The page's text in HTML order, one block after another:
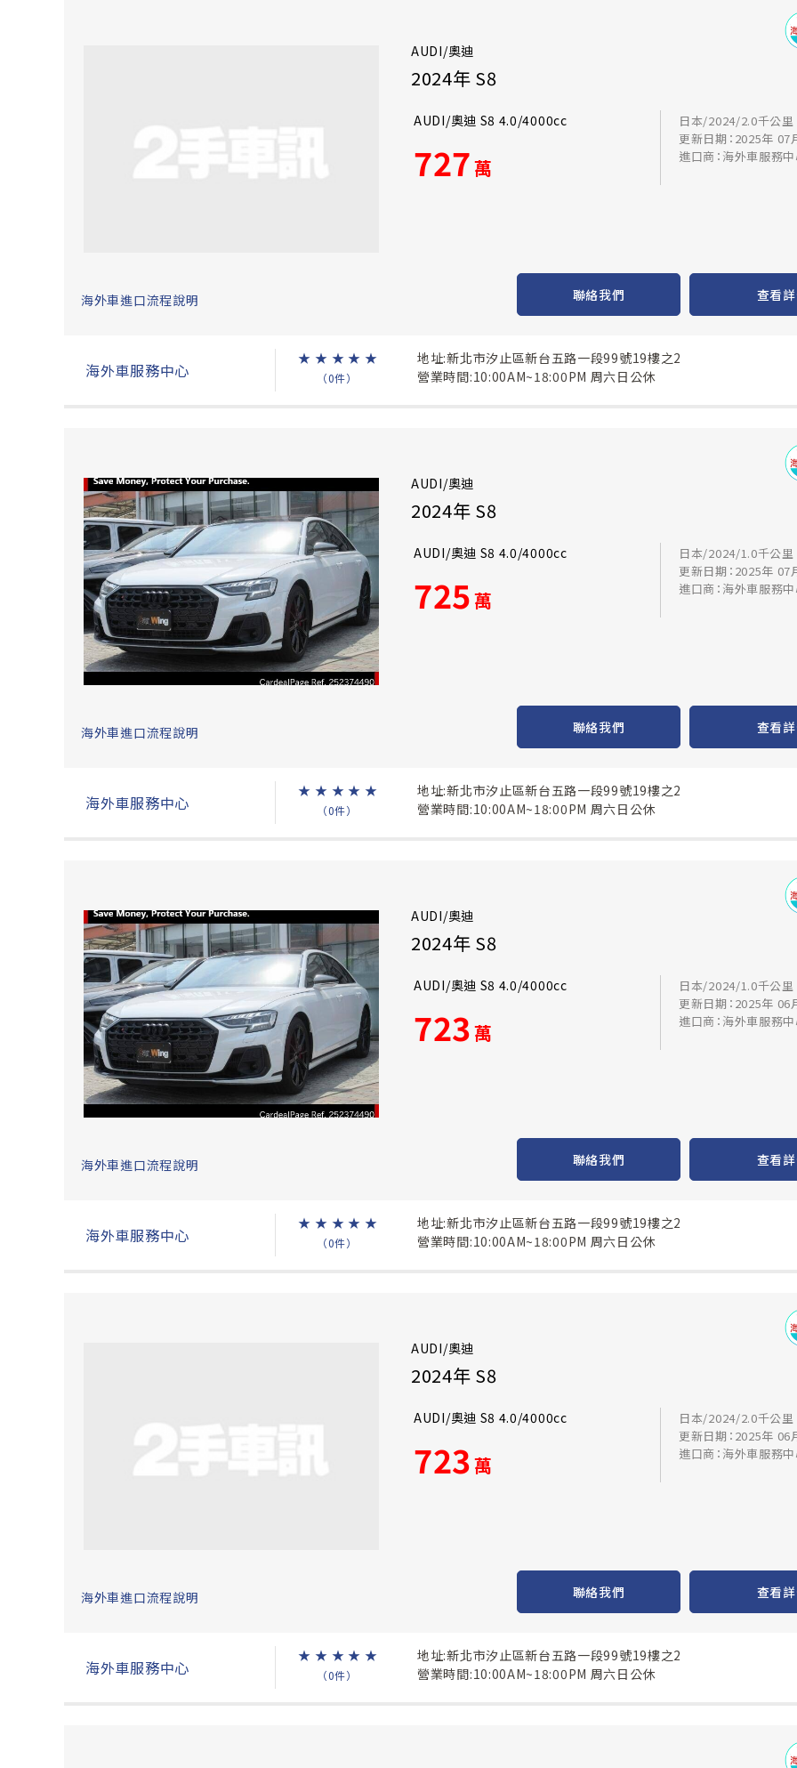
AUDI/奧迪
2024年 S8
AUDI/奧迪 S8 4.0/4000cc
727萬
日本/2024/2.0千公里
更新日期：2025年 07
進口商：海外車服務
海外車進口流程說明 聯絡我們 查看
海外車服務中心
★ ★ ★ ★ ★
（0件）
地址:新北市汐止區新台五路一段99號19樓之2
營業時間:10:00AM~18:00PM 周六日公休
AUDI/奧迪
2024年 S8
AUDI/奧迪 S8 4.0/4000cc
725萬
日本/2024/1.0千公里
更新日期：2025年 07
進口商：海外車服務
海外車進口流程說明 聯絡我們 查看
海外車服務中心
★ ★ ★ ★ ★
（0件）
地址:新北市汐止區新台五路一段99號19樓之2
營業時間:10:00AM~18:00PM 周六日公休
AUDI/奧迪
2024年 S8
AUDI/奧迪 S8 4.0/4000cc
723萬
日本/2024/1.0千公里
更新日期：2025年 06
進口商：海外車服務
海外車進口流程說明 聯絡我們 查看
海外車服務中心
★ ★ ★ ★ ★
（0件）
地址:新北市汐止區新台五路一段99號19樓之2
營業時間:10:00AM~18:00PM 周六日公休
AUDI/奧迪
2024年 S8
AUDI/奧迪 S8 4.0/4000cc
723萬
日本/2024/2.0千公里
更新日期：2025年 06
進口商：海外車服務
海外車進口流程說明 聯絡我們 查看
海外車服務中心
★ ★ ★ ★ ★
（0件）
地址:新北市汐止區新台五路一段99號19樓之2
營業時間:10:00AM~18:00PM 周六日公休